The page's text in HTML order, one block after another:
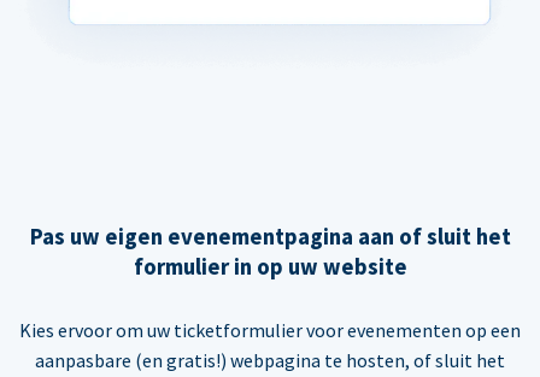
Pas uw eigen evenementpagina aan of sluit het
formulier in op uw website
Kies ervoor om uw ticketformulier voor evenementen op een
aanpasbare (en gratis!) webpagina te hosten, of sluit het